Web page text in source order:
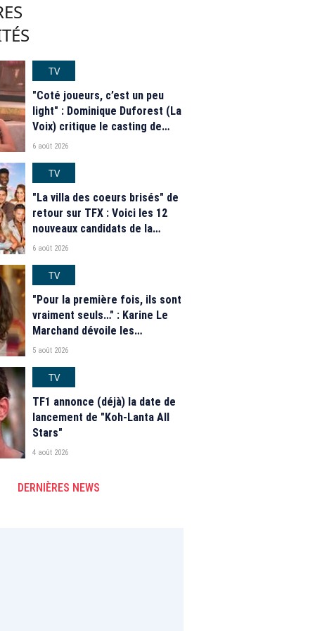
TV
"Coté joueurs, c’est un peu
light" : Dominique Duforest (La
Voix) critique le casting de
"Secret Story" 2026
6 août 2026
TV
"La villa des coeurs brisés" de
retour sur TFX : Voici les 12
nouveaux candidats de la
saison 2026
6 août 2026
TV
"Pour la première fois, ils sont
vraiment seuls…" : Karine Le
Marchand dévoile les
nouveautés des speed dating
2026
5 août 2026
TV
TF1 annonce (déjà) la date de
lancement de "Koh-Lanta All
Stars"
4 août 2026
DERNIÈRES NEWS